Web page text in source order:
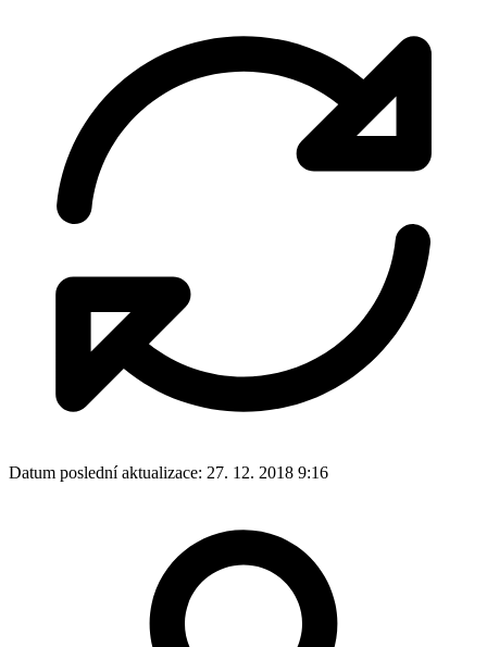
Datum poslední aktualizace: 27. 12. 2018 9:16